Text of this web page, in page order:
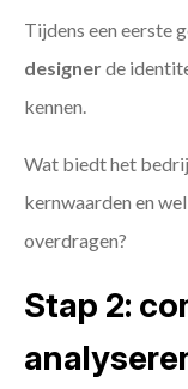
Tijdens een eerste
designerde
kennen.
Wat biedt het
kernwaarden en
overdragen?
Stap 2: